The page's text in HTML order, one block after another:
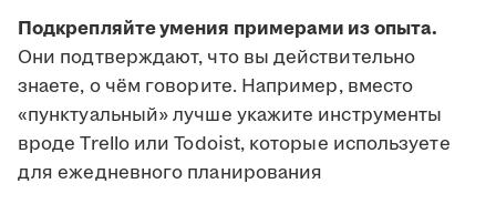
Подкрепляйте умения примерами из опыта.
Они подтверждают, что вы действительно
знаете, о чём говорите. Например, вместо
«пунктуальный» лучше укажите инструменты
вроде Trello или Todoist, которые используете
для ежедневного планирования